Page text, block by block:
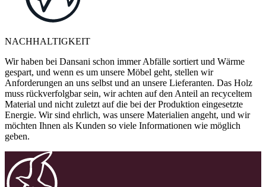
NACHHALTIGKEIT
Wir haben bei Dansani schon immer Abfälle sortiert und Wärme
gespart, und wenn es um unsere Möbel geht, stellen wir
Anforderungen an uns selbst und an unsere Lieferanten. Das Holz
muss rückverfolgbar sein, wir achten auf den Anteil an recyceltem
Material und nicht zuletzt auf die bei der Produktion eingesetzte
Energie. Wir sind ehrlich, was unsere Materialien angeht, und wir
möchten Ihnen als Kunden so viele Informationen wie möglich
geben.